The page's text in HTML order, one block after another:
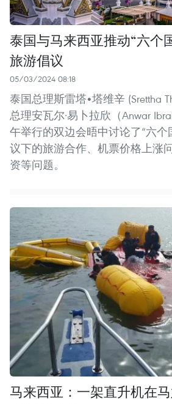
泰国与马来西亚推动“六个
旅游倡议
05/03/2024 08:18
泰国总理斯雷塔•塔维辛 (Srettha
总理安瓦尔·易卜拉欣（Anwar
午举行的双边会晤中讨论了“六个
议下的旅游合作、机票价格上涨
资等问题。
马来西亚：一架直升机在